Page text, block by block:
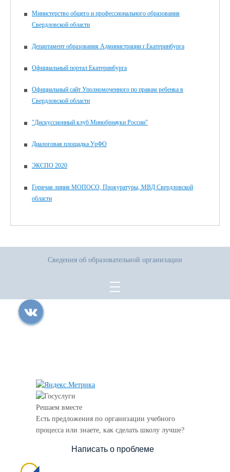
Министерство общего и профессионального образования
Свердловской области
Департамент образования Администрации г.Екатеринбурга
Официальный портал Екатеринбурга
Официальный сайт Уполномоченного по правам ребенка в
Свердловской области
"Дискуссионный клуб Минобрнауки России"
Диалоговая площадка УрФО
ЭКСПО 2020
Горячая линия МОПОСО, Прокуратуры, МВД Свердловской
области
Сведения об образовательной организации
Решаем вместе
Есть предложения по организации учебного
процесса или знаете, как сделать школу лучше?
Написать о проблеме